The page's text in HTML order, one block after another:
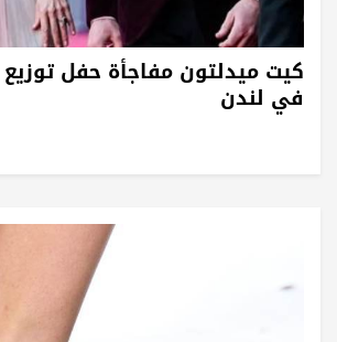
كيت ميدلتون مفاجأة حفل توزيع
في لندن